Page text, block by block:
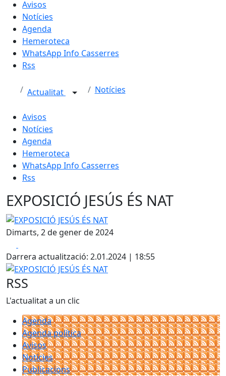
Avisos
Notícies
Agenda
Hemeroteca
WhatsApp Info Casserres
Rss
Actualitat Notícies
Avisos
Notícies
Agenda
Hemeroteca
WhatsApp Info Casserres
Rss
EXPOSICIÓ JESÚS ÉS NAT
EXPOSICIÓ JESÚS ÉS NAT
Dimarts, 2 de gener de 2024
Darrera actualització: 2.01.2024 | 18:55
EXPOSICIÓ JESÚS ÉS NAT
RSS
L'actualitat a un clic
Agenda
Agenda política
Avisos
Notícies
Publicacions